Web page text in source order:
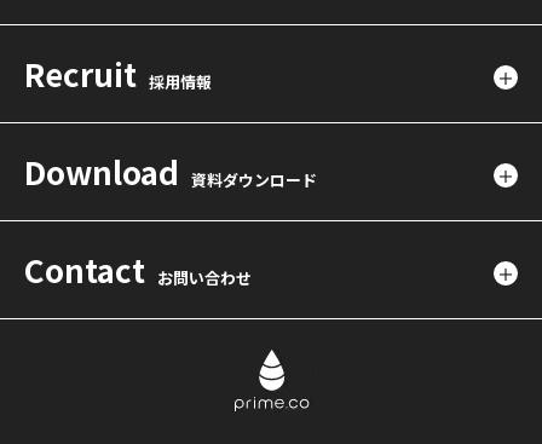
Recruit 採用情報
Download 資料ダウンロード
Contact お問い合わせ